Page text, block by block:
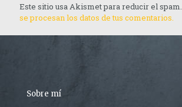
Este sitio usa Akismet para reducir el spam.
se procesan los datos de tus comentarios.
Sobre mí